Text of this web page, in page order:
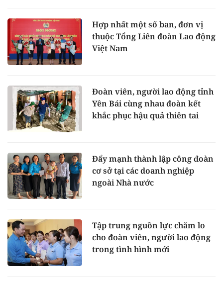
Hợp nhất một số ban, đơn vị
thuộc Tổng Liên đoàn Lao động
Việt Nam
Đoàn viên, người lao động tỉnh
Yên Bái cùng nhau đoàn kết
khắc phục hậu quả thiên tai
Đẩy mạnh thành lập công đoàn
cơ sở tại các doanh nghiệp
ngoài Nhà nước
Tập trung nguồn lực chăm lo
cho đoàn viên, người lao động
trong tình hình mới